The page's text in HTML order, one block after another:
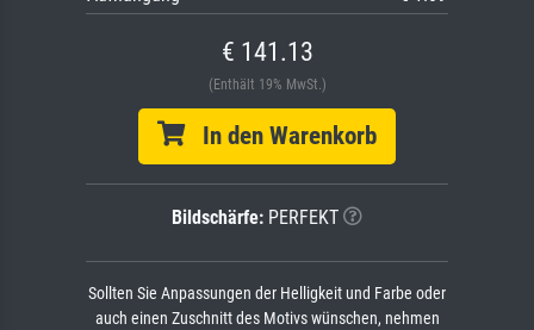
€ 141.13
(Enthält 19% MwSt.)
In den Warenkorb
Bildschärfe: PERFEKT
Sollten Sie Anpassungen der Helligkeit und Farbe oder
auch einen Zuschnitt des Motivs wünschen, nehmen